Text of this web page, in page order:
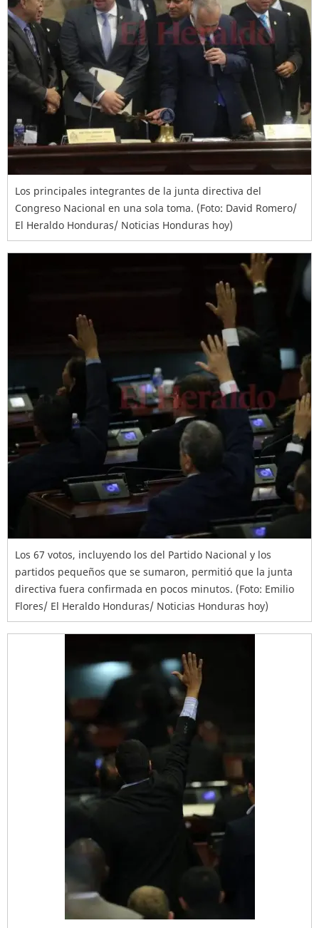
Los principales integrantes de la junta directiva del
Congreso Nacional en una sola toma. (Foto: David Romero/
El Heraldo Honduras/ Noticias Honduras hoy)
Los 67 votos, incluyendo los del Partido Nacional y los
partidos pequeños que se sumaron, permitió que la junta
directiva fuera confirmada en pocos minutos. (Foto: Emilio
Flores/ El Heraldo Honduras/ Noticias Honduras hoy)